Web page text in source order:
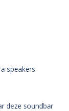
speakers
deze soundbar